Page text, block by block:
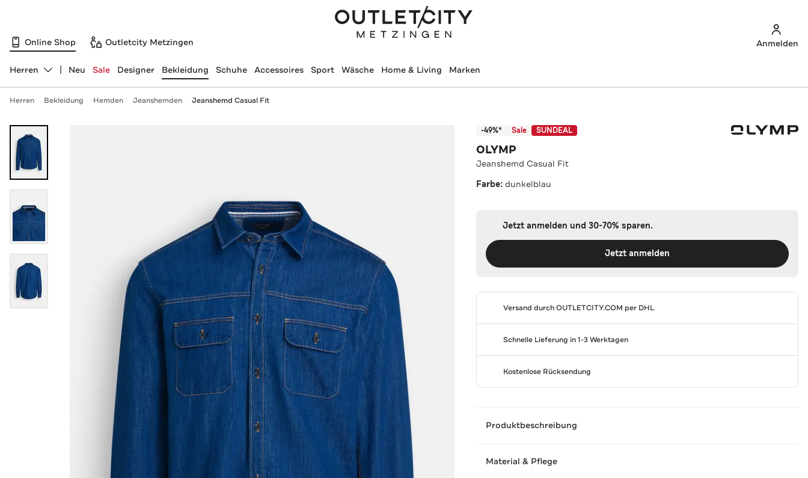
Online Shop Outletcity Metzingen Anmelden
Abteilung ändern, ausgewählt:
Herren Neu Sale Designer Bekleidung Schuhe Accessoires Sport Wäsche Home & Living Marken
Herren Bekleidung Hemden Jeanshemden Jeanshemd Casual Fit
-49%* Sale SUNDEAL
OLYMP
Jeanshemd Casual Fit
Farbe:dunkelblau
Jetzt anmelden und 30-70% sparen.
Jetzt anmelden
Versand durchOUTLETCITY.COM per DHL
Schnelle Lieferung in 1-3 Werktagen
Kostenlose Rücksendung
Produktbeschreibung
Material & Pflege